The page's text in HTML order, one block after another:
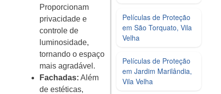
Proporcionam
privacidade e
controle de
luminosidade,
tornando o espaço
mais agradável.
Fachadas: Além
de estéticas,
Películas de Proteção
em São Torquato, Vila
Velha
Películas de Proteção
em Jardim Marilândia,
Vila Velha